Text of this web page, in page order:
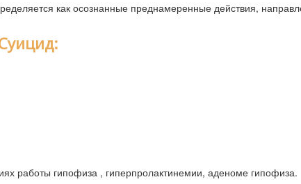
как осознанные преднамеренные действия,
работы гипофиза , гиперпролактинемии, аденоме гипофиза.